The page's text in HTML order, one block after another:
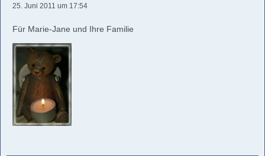
25. Juni 2011 um 17:54
Für Marie-Jane und Ihre Familie